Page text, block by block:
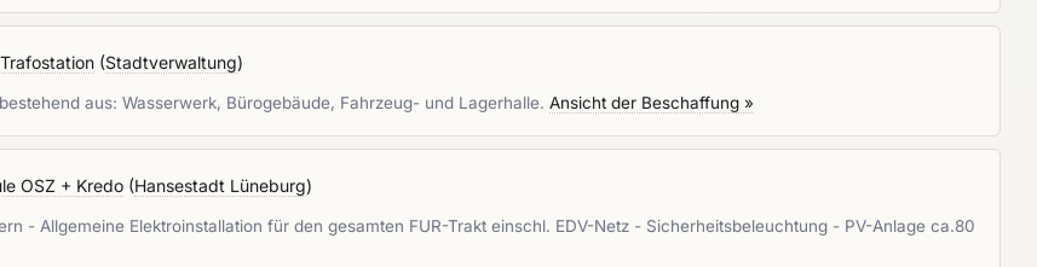
(Stadtverwaltung)
aus: Wasserwerk, Bürogebäude, Fahrzeug- und Lagerhalle. Ansicht der Beschaffung »
OSZ + Kredo (Hansestadt Lüneburg)
- Allgemeine Elektroinstallation für den gesamten FUR-Trakt einschl. EDV-Netz - Sicherheitsbeleuchtung - PV-Anlage ca.80